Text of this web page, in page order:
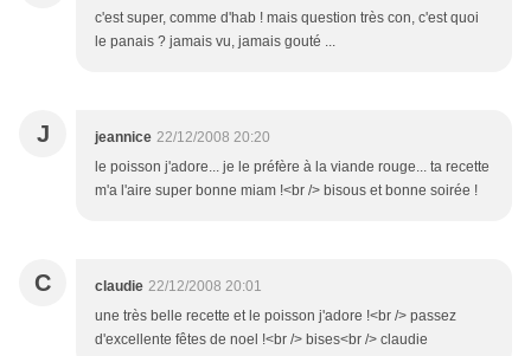
c'est super, comme d'hab ! mais question très con, c'est quoi
le panais ? jamais vu, jamais gouté ...
J jeannice 22/12/2008 20:20
le poisson j'adore... je le préfère à la viande rouge... ta recette
m'a l'aire super bonne miam !<br /> bisous et bonne soirée !
C claudie 22/12/2008 20:01
une très belle recette et le poisson j'adore !<br /> passez
d'excellente fêtes de noel !<br /> bises<br /> claudie